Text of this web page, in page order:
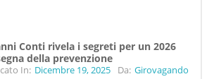
Conti rivela i segreti per un 2026
della prevenzione
In: Dicembre 19, 2025 Da: Girovagando